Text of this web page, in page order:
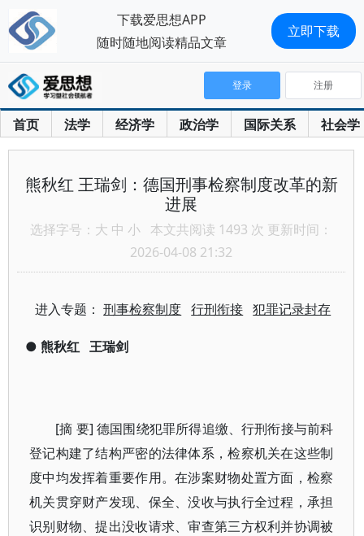
首页 法学 经济学 政治学 国际关系 社会学
登录 注册
熊秋红 王瑞剑：德国刑事检察制度改革的新
进展
选择字号： 大 中 小 本文共阅读 1493 次 更新时间：
2026-04-08 21:32
进入专题：刑事检察制度 行刑衔接 犯罪记录封存
● 熊秋红 王瑞剑
[摘 要] 德国围绕犯罪所得追缴、行刑衔接与前科
登记构建了结构严密的法律体系，检察机关在这些制
度中均发挥着重要作用。在涉案财物处置方面，检察
机关贯穿财产发现、保全、没收与执行全过程，承担
识别财物、提出没收请求、审查第三方权利并协调被
下载爱思想APP
随时随地阅读精品文章
立即下载